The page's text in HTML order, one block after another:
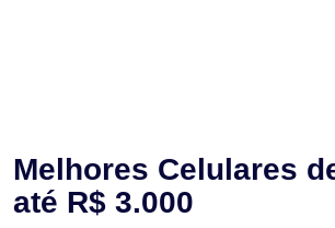
Melhores Celulares
até R$ 3.000